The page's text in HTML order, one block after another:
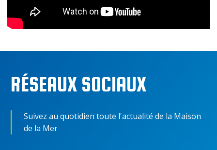
RÉSEAUX SOCIAUX
Suivez au quotidien toute l'actualité de la Maison
de la Mer